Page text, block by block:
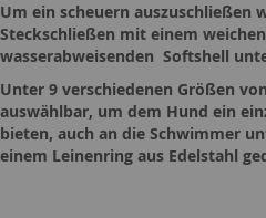
Um ein scheuern auszuschließen
Steckschließen mit einem
wasserabweisenden Softshell
Unter 9 verschiedenen Größen
auswählbar, um dem Hund ein
bieten, auch an die Schwimmer
einem Leinenring aus Edelstahl